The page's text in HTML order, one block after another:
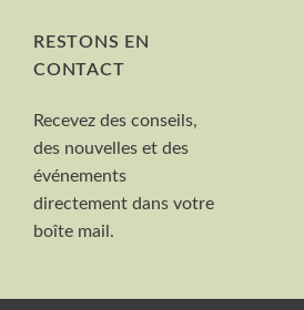
RESTONS EN
CONTACT
Recevez des conseils,
des nouvelles et des
événements
directement dans votre
boîte mail.